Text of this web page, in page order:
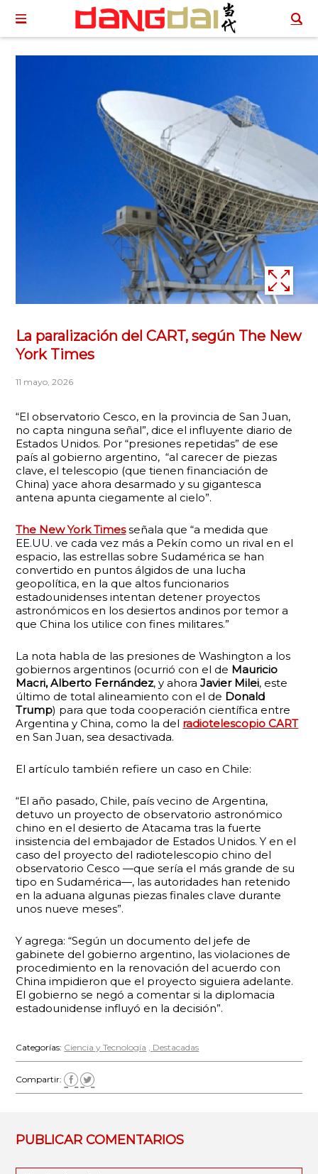
La paralización del CART, según The New
York Times
11 mayo, 2026
“El observatorio Cesco, en la provincia de San Juan,
no capta ninguna señal”, dice el influyente diario de
Estados Unidos. Por “presiones repetidas” de ese
país al gobierno argentino, “al carecer de piezas
clave, el telescopio (que tienen financiación de
China) yace ahora desarmado y su gigantesca
antena apunta ciegamente al cielo”.
The New York Timesseñala que “a medida que
EE.UU. ve cada vez más a Pekín como un rival en el
espacio, las estrellas sobre Sudamérica se han
convertido en puntos álgidos de una lucha
geopolítica, en la que altos funcionarios
estadounidenses intentan detener proyectos
astronómicos en los desiertos andinos por temor a
que China los utilice con fines militares.”
La nota habla de las presiones de Washington a los
gobiernos argentinos (ocurrió con el de Mauricio
Macri, Alberto Fernández, y ahora Javier Milei, este
último de total alineamiento con el de Donald
Trump) para que toda cooperación científica entre
Argentina y China, como la del radiotelescopio CART
en San Juan, sea desactivada.
El artículo también refiere un caso en Chile:
“El año pasado, Chile, país vecino de Argentina,
detuvo un proyecto de observatorio astronómico
chino en el desierto de Atacama tras la fuerte
insistencia del embajador de Estados Unidos. Y en el
caso del proyecto del radiotelescopio chino del
observatorio Cesco —que sería el más grande de su
tipo en Sudamérica—, las autoridades han retenido
en la aduana algunas piezas finales clave durante
unos nueve meses”.
Y agrega: “Según un documento del jefe de
gabinete del gobierno argentino, las violaciones de
procedimiento en la renovación del acuerdo con
China impidieron que el proyecto siguiera adelante.
El gobierno se negó a comentar si la diplomacia
estadounidense influyó en la decisión”.
Categorías: Ciencia y Tecnología Destacadas
Compartir:
PUBLICAR COMENTARIOS